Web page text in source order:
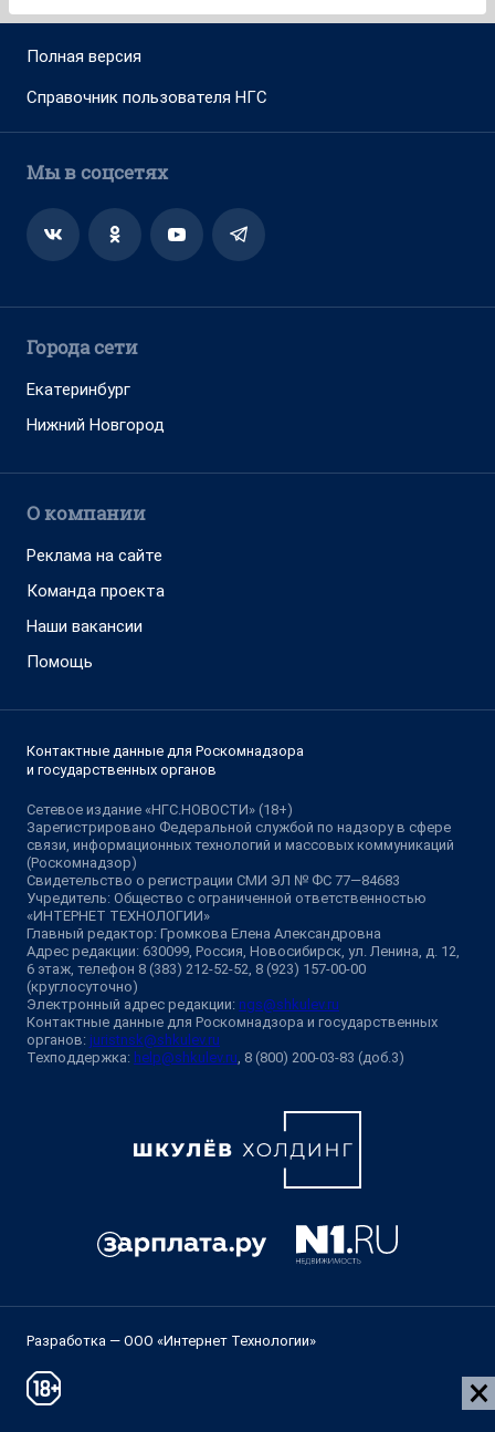
Полная версия
Справочник пользователя НГС
Мы в соцсетях
Города сети
Екатеринбург
Нижний Новгород
О компании
Реклама на сайте
Команда проекта
Наши вакансии
Помощь
Контактные данные для Роскомнадзора
и государственных органов
Сетевое издание «НГС.НОВОСТИ» (18+)
Зарегистрировано Федеральной службой по надзору в сфере
связи, информационных технологий и массовых коммуникаций
(Роскомнадзор)
Свидетельство о регистрации СМИ ЭЛ № ФС 77—84683
Учредитель: Общество с ограниченной ответственностью
«ИНТЕРНЕТ ТЕХНОЛОГИИ»
Главный редактор: Громкова Елена Александровна
Адрес редакции: 630099, Россия, Новосибирск, ул. Ленина, д. 12,
6 этаж, телефон 8 (383) 212-52-52, 8 (923) 157-00-00
(круглосуточно)
Электронный адрес редакции: ngs@shkulev.ru
Контактные данные для Роскомнадзора и государственных
органов: juristnsk@shkulev.ru
Техподдержка: help@shkulev.ru , 8 (800) 200-03-83 (доб.3)
Разработка — ООО «Интернет Технологии»